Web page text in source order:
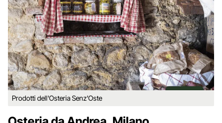
Prodotti dell'Osteria Senz'Oste